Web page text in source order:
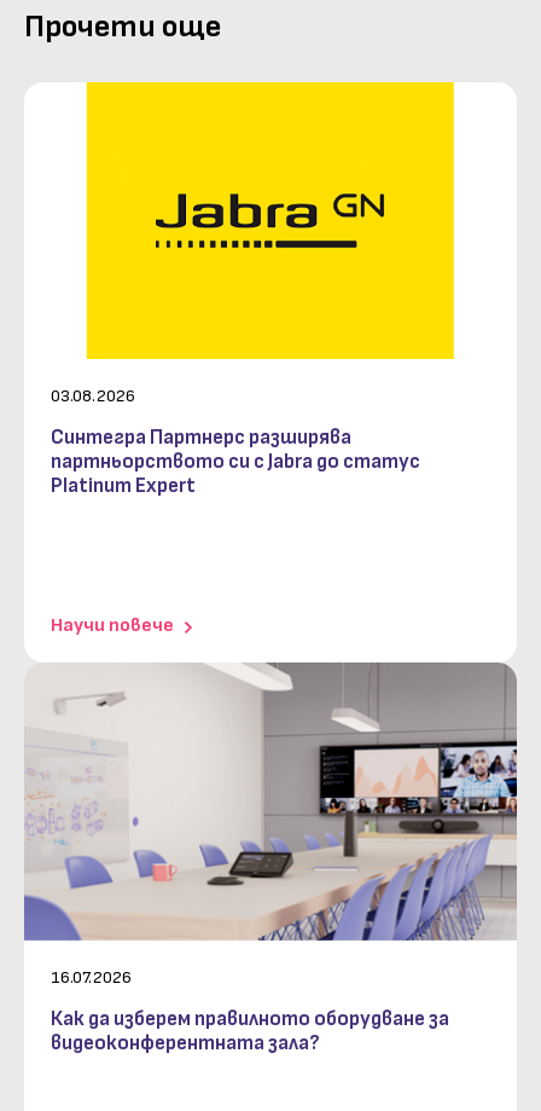
Прочети още
03.08.2026
Синтегра Партнерс разширява
партньорството си с Jabra до статус
Platinum Expert
научи повече
16.07.2026
Как да изберем правилното оборудване за
видеоконферентната зала?